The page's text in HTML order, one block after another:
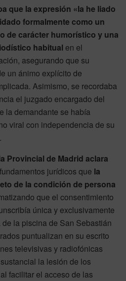
que la expresión «la he liado
formalmente como un
de carácter humorístico y una
habitual en el
asegurando que su
un ánimo explícito de
Asimismo, se recordaba
el juzgado encargado del
la demandante se había
viral con independencia de su
Provincial de Madrid aclara
jurídicos que la
de la condición de persona
que el consentimiento
única y exclusivamente
la piscina de San Sebastián
puntualizan en su escrito
televisivas y radiofónicas
la lesión de los
facilitar el acceso de las